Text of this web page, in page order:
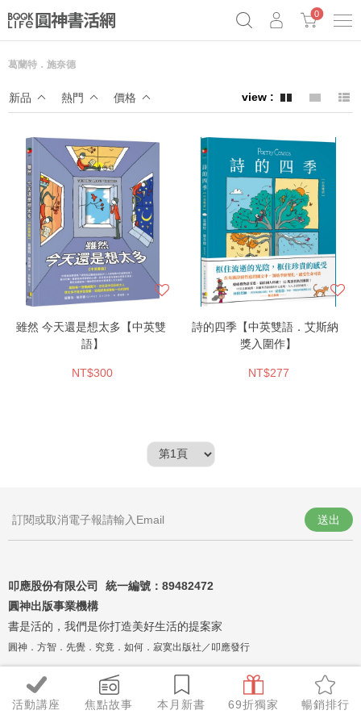
Netflix話題章魚小說！
0
活動講座 焦點故事 本月新書 69折獨家 暢銷排行
葛蘭特．施奈德
新品 熱門 價格
雖然 今天還是想太多【中英雙
語】
NT$300
詩的四季【中英雙語．艾斯納
獎入圍作】
NT$277
叩應股份有限公司 統一編號： 89482472
圓神出版事業機構
書是活的，我們是你打造美好生活的提案家
圓神．方智．先覺．究竟．如何．寂寞出版社／叩應發行
送出